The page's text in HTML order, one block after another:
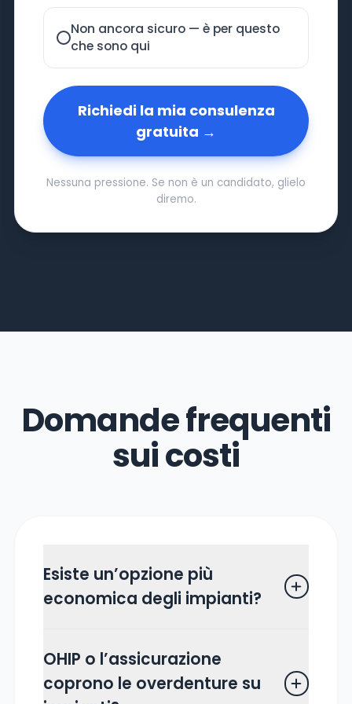
Non ancora sicuro — è per questo
che sono qui
Richiedi la mia consulenza
gratuita →
Nessuna pressione. Se non è un candidato, glielo
diremo.
Domande frequenti
sui costi
Esiste un’opzione più
economica degli impianti?
fatta senza impianti si adatterà
molto meglio di una protesi mal
OHIP o l’assicurazione
coprono le overdenture su